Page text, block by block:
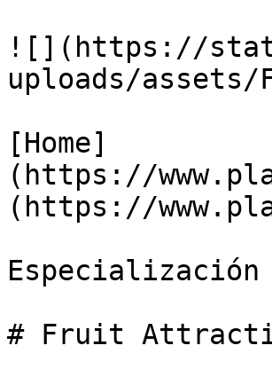
![](https://
uploads/assets/
[Home]
(https://
(https://
Especialización
# Fruit